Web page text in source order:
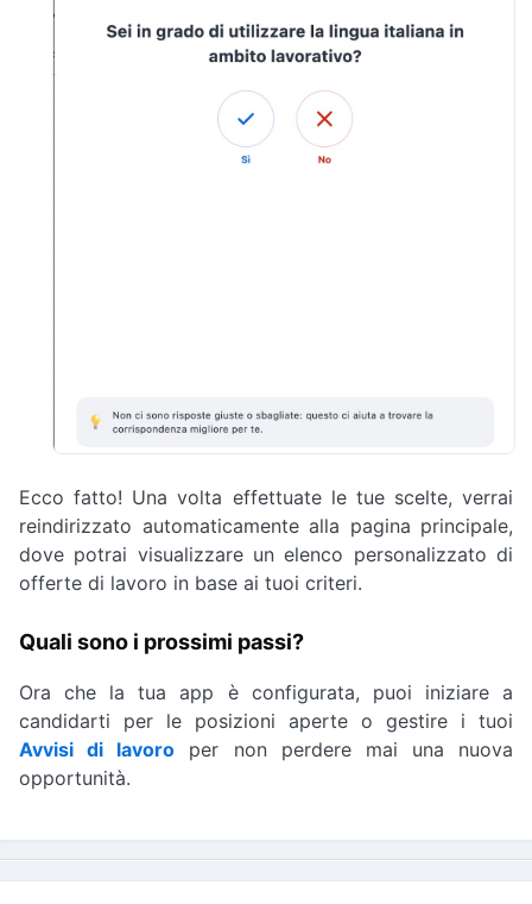
Ecco fatto! Una volta effettuate le tue scelte, verrai
reindirizzato automaticamente alla pagina principale,
dove potrai visualizzare un elenco personalizzato di
offerte di lavoro in base ai tuoi criteri.
Quali sono i prossimi passi?
Ora che la tua app è configurata, puoi iniziare a
candidarti per le posizioni aperte o gestire i tuoi
Avvisi di lavoro per non perdere mai una nuova
opportunità.